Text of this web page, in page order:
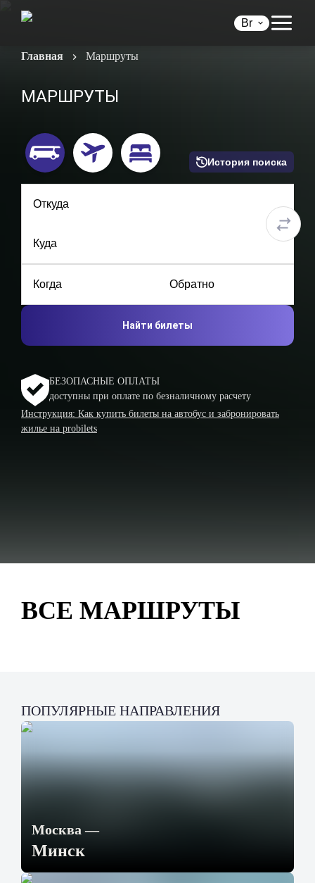
Br
Главная Маршруты
МАРШРУТЫ
История поиска
Найти билеты
БЕЗОПАСНЫЕ ОПЛАТЫ
доступны при оплате по безналичному расчету
Инструкция: Как купить билеты на автобус и забронировать
жилье на probilets
ВСЕ МАРШРУТЫ
ПОПУЛЯРНЫЕ НАПРАВЛЕНИЯ
Москва —
Минск